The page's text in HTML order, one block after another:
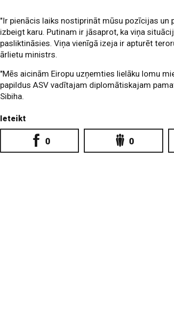
"Ir pienācis laiks nostiprināt mūsu pozīcijas un
izbeigt karu. Putinam ir jāsaprot, ka viņa
pasliktināsies. Viņa vienīgā izeja ir apturēt
ārlietu ministrs.
"Mēs aicinām Eiropu uzņemties lielāku lomu
papildus ASV vadītajam diplomātiskajam
Sibiha.
Ieteikt
0 0